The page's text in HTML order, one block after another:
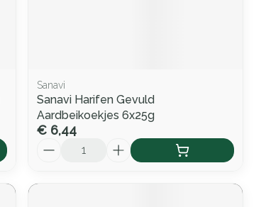
Sanavi
Sanavi Harifen Gevuld
Aardbeikoekjes 6x25g
€ 6,44